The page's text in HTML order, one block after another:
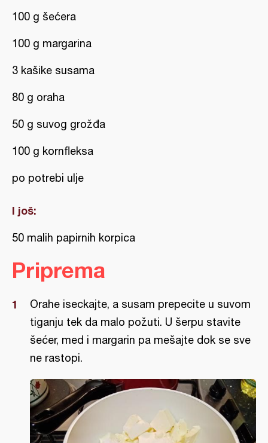
100 g šećera
100 g margarina
3 kašike susama
80 g oraha
50 g suvog grožđa
100 g kornfleksa
po potrebi ulje
I još:
50 malih papirnih korpica
Priprema
Orahe iseckajte, a susam prepecite u suvom
tiganju tek da malo požuti. U šerpu stavite
šećer, med i margarin pa mešajte dok se sve
ne rastopi.